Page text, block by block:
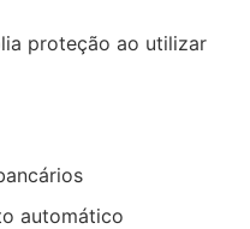
proteção ao utilizar
automático